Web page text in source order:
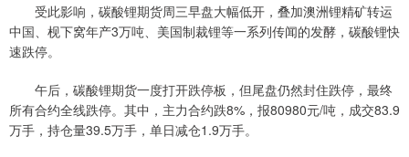
受此影响，碳酸锂期货周三早盘大幅低开，叠加澳洲锂精矿转运
中国、枧下窝年产3万吨、美国制裁锂等一系列传闻的发酵，碳酸锂快
速跌停。
午后，碳酸锂期货一度打开跌停板，但尾盘仍然封住跌停，最终
所有合约全线跌停。其中，主力合约跌8%，报80980元/吨，成交83.9
万手，持仓量39.5万手，单日减仓1.9万手。